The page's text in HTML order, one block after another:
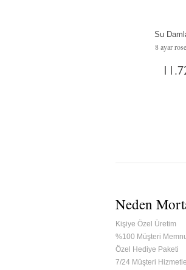
Su
8 ayar
Neden
Kişiye Özel Üretim
%100 Müşteri
Özel Hediye Paketi
7/24 Müşteri